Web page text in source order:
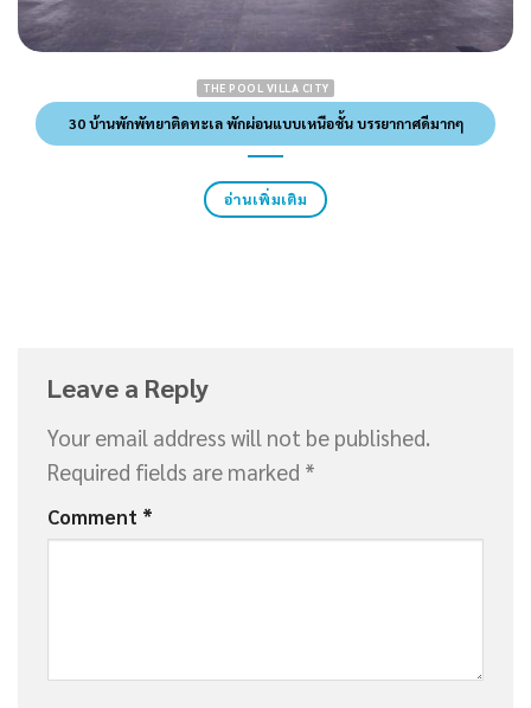
THE POOL VILLA CITY
30 บ้านพักพัทยาติดทะเล พักผ่อนแบบเหนือชั้น บรรยากาศดีมากๆ
อ่านเพิ่มเติม
Leave a Reply
Your email address will not be published.
Required fields are marked *
Comment *